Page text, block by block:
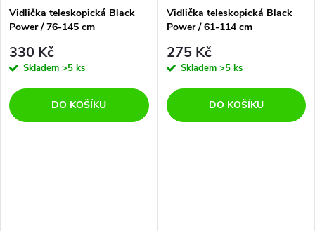
Vidlička teleskopická Black
Power / 76-145 cm
330 Kč
Skladem >5 ks
DO KOŠÍKU
Vidlička teleskopická Black
Power / 61-114 cm
275 Kč
Skladem >5 ks
DO KOŠÍKU